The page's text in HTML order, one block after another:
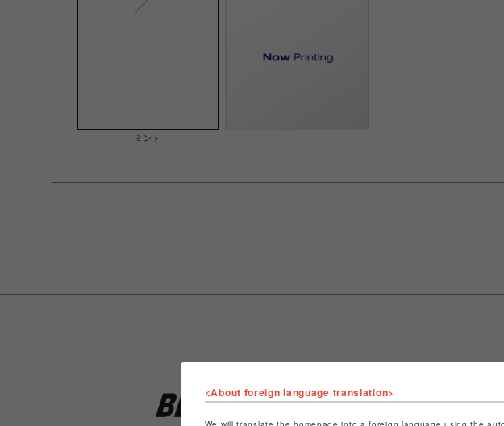
ミント
店舗名
特定商取引法など法令に基
<About foreign language translation>